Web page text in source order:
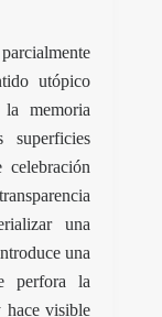
utópico
memoria
una
una
perfora la
hace visible